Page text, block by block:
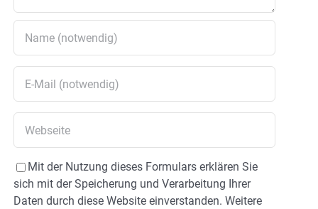
Mit der Nutzung dieses Formulars erklären Sie
sich mit der Speicherung und Verarbeitung Ihrer
Daten durch diese Website einverstanden. Weitere